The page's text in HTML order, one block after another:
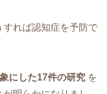
れば認知症を予防で
にした17件の研究 を